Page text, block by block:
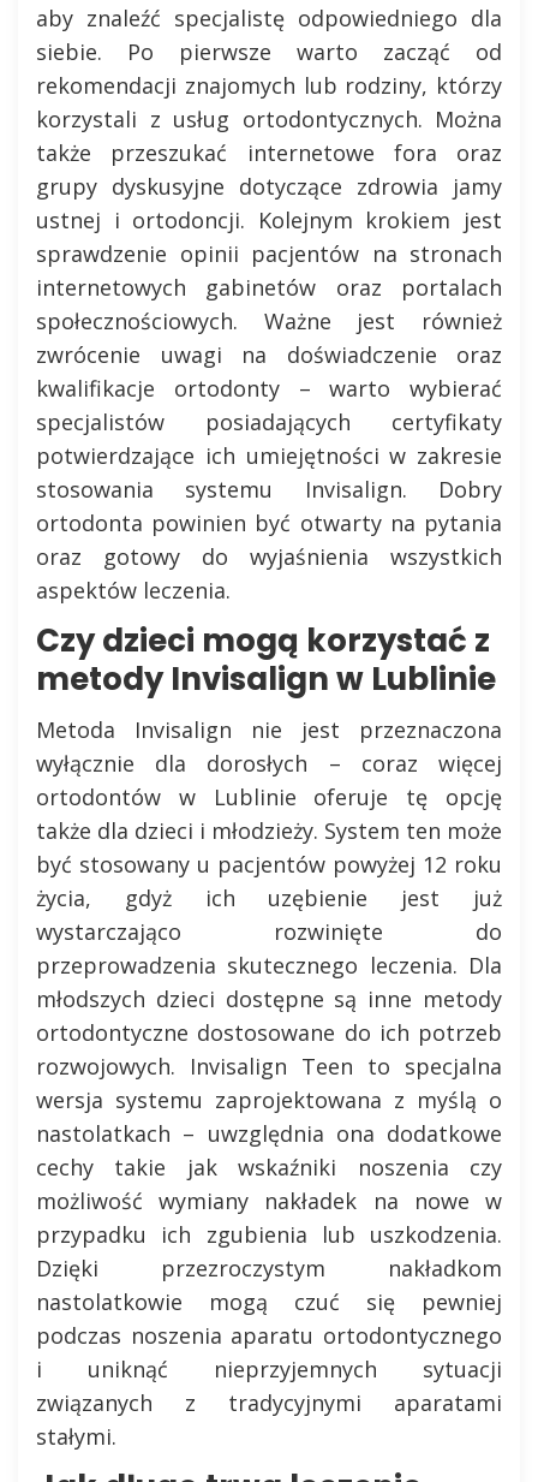
aby znaleźć specjalistę odpowiedniego dla
siebie. Po pierwsze warto zacząć od
rekomendacji znajomych lub rodziny, którzy
korzystali z usług ortodontycznych. Można
także przeszukać internetowe fora oraz
grupy dyskusyjne dotyczące zdrowia jamy
ustnej i ortodoncji. Kolejnym krokiem jest
sprawdzenie opinii pacjentów na stronach
internetowych gabinetów oraz portalach
społecznościowych. Ważne jest również
zwrócenie uwagi na doświadczenie oraz
kwalifikacje ortodonty – warto wybierać
specjalistów posiadających certyfikaty
potwierdzające ich umiejętności w zakresie
stosowania systemu Invisalign. Dobry
ortodonta powinien być otwarty na pytania
oraz gotowy do wyjaśnienia wszystkich
aspektów leczenia.
Czy dzieci mogą korzystać z
metody Invisalign w Lublinie
Metoda Invisalign nie jest przeznaczona
wyłącznie dla dorosłych – coraz więcej
ortodontów w Lublinie oferuje tę opcję
także dla dzieci i młodzieży. System ten może
być stosowany u pacjentów powyżej 12 roku
życia, gdyż ich uzębienie jest już
wystarczająco rozwinięte do
przeprowadzenia skutecznego leczenia. Dla
młodszych dzieci dostępne są inne metody
ortodontyczne dostosowane do ich potrzeb
rozwojowych. Invisalign Teen to specjalna
wersja systemu zaprojektowana z myślą o
nastolatkach – uwzględnia ona dodatkowe
cechy takie jak wskaźniki noszenia czy
możliwość wymiany nakładek na nowe w
przypadku ich zgubienia lub uszkodzenia.
Dzięki przezroczystym nakładkom
nastolatkowie mogą czuć się pewniej
podczas noszenia aparatu ortodontycznego
i uniknąć nieprzyjemnych sytuacji
związanych z tradycyjnymi aparatami
stałymi.